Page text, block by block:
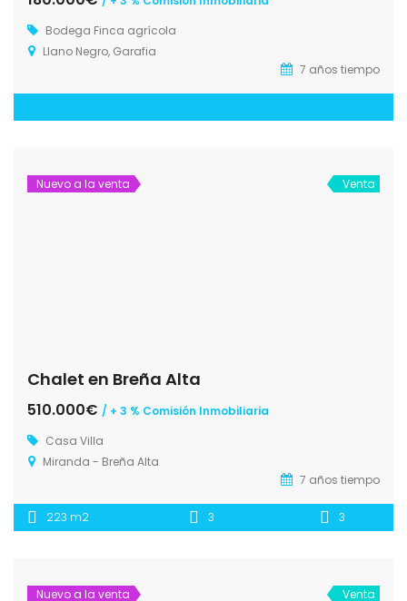
Bodega Finca agrícola
Llano Negro, Garafia
7 años tiempo
Nuevo a la venta Venta
Chalet en Breña Alta
510.000€ / + 3 % Comisión Inmobiliaria
Casa Villa
Miranda - Breña Alta
7 años tiempo
223 m2 3 3
Nuevo a la venta Venta